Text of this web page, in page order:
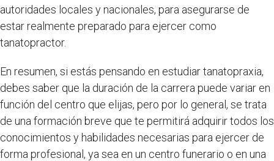
autoridades locales y nacionales, para asegurarse de
estar realmente preparado para ejercer como
tanatopractor.
En resumen, si estás pensando en estudiar tanatopraxia,
debes saber que la duración de la carrera puede variar en
función del centro que elijas, pero por lo general, se trata
de una formación breve que te permitirá adquirir todos los
conocimientos y habilidades necesarias para ejercer de
forma profesional, ya sea en un centro funerario o en una